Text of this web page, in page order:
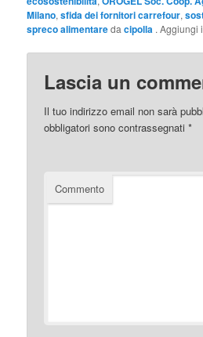
Milano,sfida dei fornitori carrefour,
spreco alimentaredacipolla . Aggiungi
Lascia un
Il tuo indirizzo email non sarà
obbligatori sono contrassegnati*
Commento